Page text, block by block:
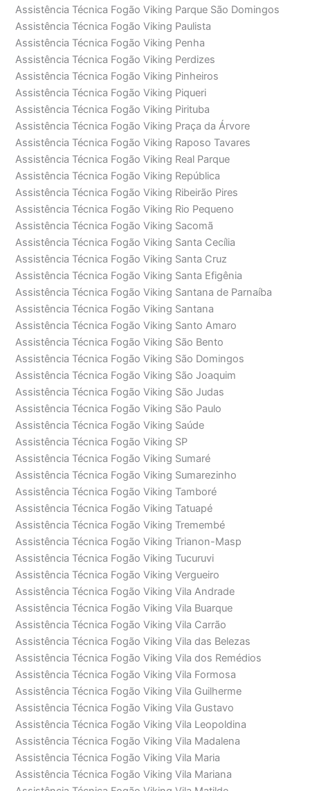
Assistência Técnica Fogão Viking Parque São Domingos
Assistência Técnica Fogão Viking Paulista
Assistência Técnica Fogão Viking Penha
Assistência Técnica Fogão Viking Perdizes
Assistência Técnica Fogão Viking Pinheiros
Assistência Técnica Fogão Viking Piqueri
Assistência Técnica Fogão Viking Pirituba
Assistência Técnica Fogão Viking Praça da Árvore
Assistência Técnica Fogão Viking Raposo Tavares
Assistência Técnica Fogão Viking Real Parque
Assistência Técnica Fogão Viking República
Assistência Técnica Fogão Viking Ribeirão Pires
Assistência Técnica Fogão Viking Rio Pequeno
Assistência Técnica Fogão Viking Sacomã
Assistência Técnica Fogão Viking Santa Cecília
Assistência Técnica Fogão Viking Santa Cruz
Assistência Técnica Fogão Viking Santa Efigênia
Assistência Técnica Fogão Viking Santana de Parnaíba
Assistência Técnica Fogão Viking Santana
Assistência Técnica Fogão Viking Santo Amaro
Assistência Técnica Fogão Viking São Bento
Assistência Técnica Fogão Viking São Domingos
Assistência Técnica Fogão Viking São Joaquim
Assistência Técnica Fogão Viking São Judas
Assistência Técnica Fogão Viking São Paulo
Assistência Técnica Fogão Viking Saúde
Assistência Técnica Fogão Viking SP
Assistência Técnica Fogão Viking Sumaré
Assistência Técnica Fogão Viking Sumarezinho
Assistência Técnica Fogão Viking Tamboré
Assistência Técnica Fogão Viking Tatuapé
Assistência Técnica Fogão Viking Tremembé
Assistência Técnica Fogão Viking Trianon-Masp
Assistência Técnica Fogão Viking Tucuruvi
Assistência Técnica Fogão Viking Vergueiro
Assistência Técnica Fogão Viking Vila Andrade
Assistência Técnica Fogão Viking Vila Buarque
Assistência Técnica Fogão Viking Vila Carrão
Assistência Técnica Fogão Viking Vila das Belezas
Assistência Técnica Fogão Viking Vila dos Remédios
Assistência Técnica Fogão Viking Vila Formosa
Assistência Técnica Fogão Viking Vila Guilherme
Assistência Técnica Fogão Viking Vila Gustavo
Assistência Técnica Fogão Viking Vila Leopoldina
Assistência Técnica Fogão Viking Vila Madalena
Assistência Técnica Fogão Viking Vila Maria
Assistência Técnica Fogão Viking Vila Mariana